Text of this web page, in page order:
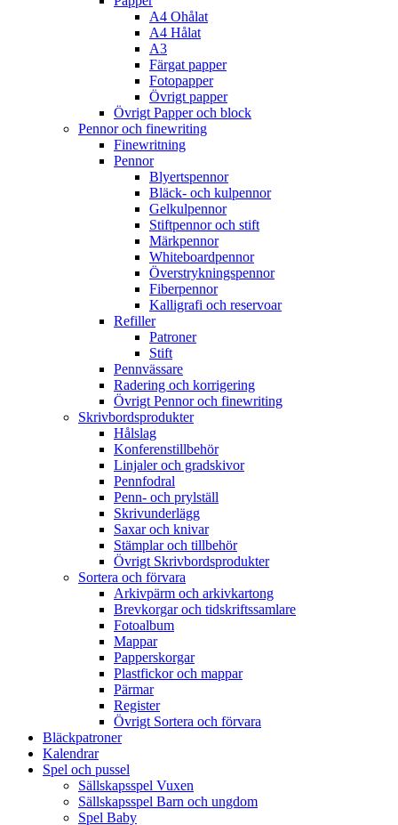
A4 Ohålat
A4 Hålat
A3
Färgat papper
Fotopapper
Övrigt papper
Övrigt Papper och block
Pennor och finewriting
Finewritning
Pennor
Blyertspennor
Bläck- och kulpennor
Gelkulpennor
Stiftpennor och stift
Märkpennor
Whiteboardpennor
Överstrykningspennor
Fiberpennor
Kalligrafi och reservoar
Refiller
Patroner
Stift
Pennvässare
Radering och korrigering
Övrigt Pennor och finewriting
Skrivbordsprodukter
Hålslag
Konferenstillbehör
Linjaler och gradskivor
Pennfodral
Penn- och prylställ
Skrivunderlägg
Saxar och knivar
Stämplar och tillbehör
Övrigt Skrivbordsprodukter
Sortera och förvara
Arkivpärm och arkivkartong
Brevkorgar och tidskriftssamlare
Fotoalbum
Mappar
Papperskorgar
Plastfickor och mappar
Pärmar
Register
Övrigt Sortera och förvara
Bläckpatroner
Kalendrar
Spel och pussel
Sällskapsspel Vuxen
Sällskapsspel Barn och ungdom
Spel Baby